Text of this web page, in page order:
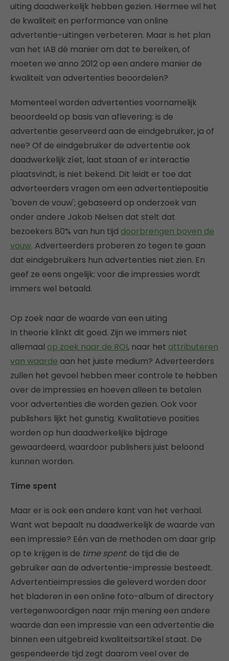
uiting daadwerkelijk hebben gezien. Hiermee wil het
de kwaliteit en performance van online
advertentie-uitingen verbeteren. Maar is het plan
van het IAB dé manier om dat te bereiken, of
moeten we anno 2012 op een andere manier de
kwaliteit van advertenties beoordelen?
Momenteel worden advertenties voornamelijk
beoordeeld op basis van aflevering: is de
advertentie geserveerd aan de eindgebruiker, ja of
nee? Of de eindgebruiker de advertentie ook
daadwerkelijk zíet, laat staan of er interactie
plaatsvindt, is niet bekend. Dit leidt er toe dat
adverteerders vragen om een advertentiepositie
'boven de vouw'; gebaseerd op onderzoek van
onder andere Jakob Nielsen dat stelt dat
bezoekers 80% van hun tijd doorbrengen boven de
vouw. Adverteerders proberen zo tegen te gaan
dat eindgebruikers hun advertenties niet zien. En
geef ze eens ongelijk: voor die impressies wordt
immers wel betaald.
Op zoek naar de waarde van een uiting
In theorie klinkt dit goed. Zijn we immers niet
allemaal op zoek naar de ROI, naar het attributeren
van waarde aan het juiste medium? Adverteerders
zullen het gevoel hebben meer controle te hebben
over de impressies en hoeven alleen te betalen
voor advertenties die worden gezien. Ook voor
publishers lijkt het gunstig. Kwalitatieve posities
worden op hun daadwerkelijke bijdrage
gewaardeerd, waardoor publishers juist beloond
kunnen worden.
Time spent
Maar er is ook een andere kant van het verhaal.
Want wat bepaalt nu daadwerkelijk de waarde van
een impressie? Eén van de methoden om daar grip
op te krijgen is de time spent: de tijd die de
gebruiker aan de advertentie-impressie besteedt.
Advertentieimpressies die geleverd worden door
het bladeren in een online foto-album of directory
vertegenwoordigen naar mijn mening een andere
waarde dan een impressie van een advertentie die
binnen een uitgebreid kwaliteitsartikel staat. De
gespendeerde tijd zegt daarom veel over de